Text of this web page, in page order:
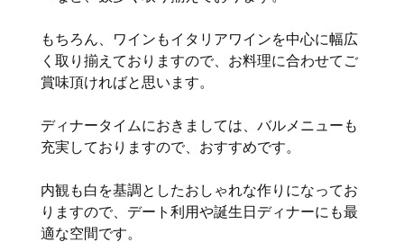
もちろん、ワインもイタリアワインを中心に幅広
く取り揃えておりますので、お料理に合わせてご
賞味頂ければと思います。
ディナータイムにおきましては、バルメニューも
充実しておりますので、おすすめです。
内観も白を基調としたおしゃれな作りになってお
りますので、デート利用や誕生日ディナーにも最
適な空間です。